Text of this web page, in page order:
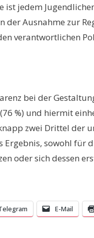
jedem
der Ausnahme zur
verantwortlichen
bei der
%) und hiermit
zwei Drittel der
sowohl für
oder sich dessen
E-Mail